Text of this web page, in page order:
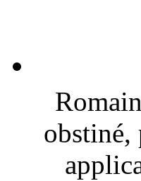
obstiné,